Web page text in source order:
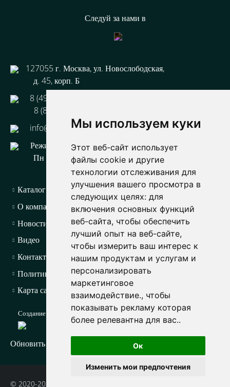
Мы используем куки
Этот веб-сайт использует
файлы cookie и другие
технологии отслеживания для
улучшения вашего просмотра в
следующих целях: для
включения основных функций
веб-сайта, чтобы обеспечить
лучший опыт на веб-сайте,
чтобы измерить ваш интерес к
нашим продуктам и услугам и
персонализировать
маркетинговое
взаимодействие., чтобы
показывать рекламу которая
более релевантна для вас..
Ок
Изменить мои предпочтения
Следуй за нами в
127055 г. Москва, ул. Новослободская,
д. 45, корп. Б
8 (499) 110 93-33
8 (800) 333 44-67
info@3-tg.ru
Режим работы:
Пн - Пт с 9-00 до 18-00
Каталог продукции
О компании
Новости
Видео
Контакты
Политика конфиденциальности
Карта сайта
Создание сайта
Обновить настройки файлов cookie
© 2020-2025 ООО «Три Ти Групп». Все права защищены.